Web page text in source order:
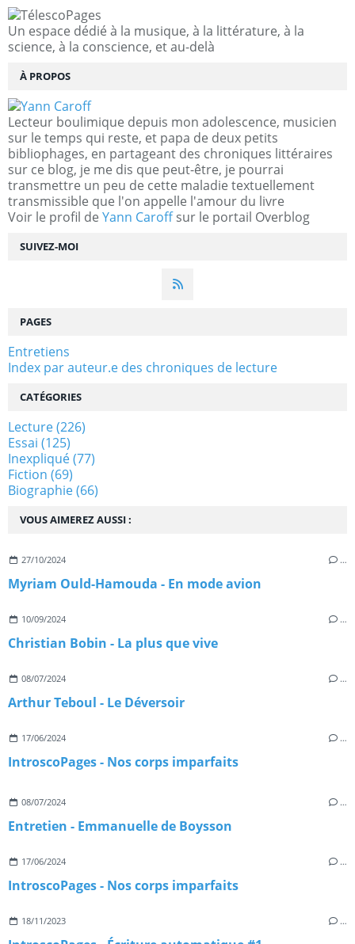
SUIVEZ-MOI
Un espace dédié à la musique, à la littérature, à la
science, à la conscience, et au-delà
À PROPOS
Lecteur boulimique depuis mon adolescence, musicien
sur le temps qui reste, et papa de deux petits
bibliophages, en partageant des chroniques littéraires
sur ce blog, je me dis que peut-être, je pourrai
transmettre un peu de cette maladie textuellement
transmissible que l'on appelle l'amour du livre
Voir le profil de Yann Caroffsur le portail Overblog
VOUS AIMEREZ AUSSI :
27/10/2024 …
Myriam Ould-Hamouda - En mode avion
10/09/2024 …
Christian Bobin - La plus que vive
08/07/2024 …
Arthur Teboul - Le Déversoir
17/06/2024 …
IntroscoPages - Nos corps imparfaits
08/07/2024 …
Entretien - Emmanuelle de Boysson
17/06/2024 …
IntroscoPages - Nos corps imparfaits
18/11/2023 …
PAGES
Entretiens
Index par auteur.e des chroniques de lecture
CATÉGORIES
Lecture(226)
Essai (125)
Inexpliqué(77)
Fiction (69)
Biographie(66)